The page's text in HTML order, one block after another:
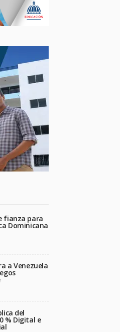
fianza para
Dominicana
a Venezuela
del
% Digital e